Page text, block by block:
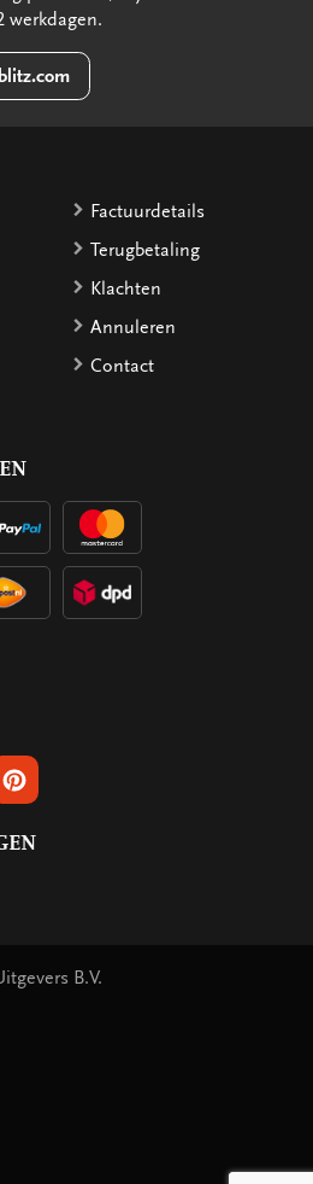
werkdagen.
Factuurdetails
Terugbetaling
Klachten
Annuleren
Contact
OP LINKEDIN
VOLG ONS OP PINTEREST
B.V.